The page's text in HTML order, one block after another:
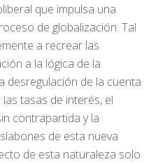
que impulsa una
de globalización. Tal
a recrear las
a la lógica de la
desregulación de la cuenta
tasas de interés, el
contrapartida y la
de esta nueva
de esta naturaleza solo